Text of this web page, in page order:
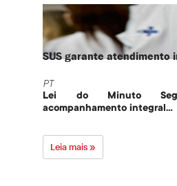
SUS garante atendimento
PT
Lei do Minuto
acompanhamento integral...
Leia mais »